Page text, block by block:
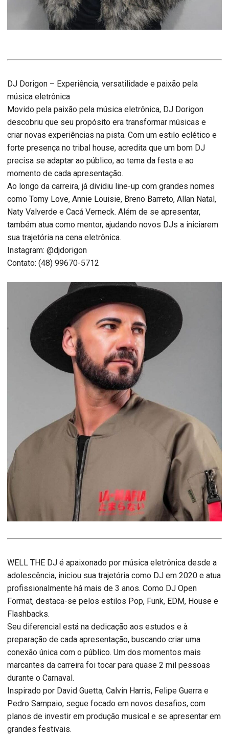
DJ Dorigon – Experiência, versatilidade e paixão pela
música eletrônica
Movido pela paixão pela música eletrônica, DJ Dorigon
descobriu que seu propósito era transformar músicas e
criar novas experiências na pista. Com um estilo eclético e
forte presença no tribal house, acredita que um bom DJ
precisa se adaptar ao público, ao tema da festa e ao
momento de cada apresentação.
Ao longo da carreira, já dividiu line-up com grandes nomes
como Tomy Love, Annie Louisie, Breno Barreto, Allan Natal,
Naty Valverde e Cacá Verneck. Além de se apresentar,
também atua como mentor, ajudando novos DJs a iniciarem
sua trajetória na cena eletrônica.
Instagram: @djdorigon
Contato: (48) 99670-5712
WELL THE DJ é apaixonado por música eletrônica desde a
adolescência, iniciou sua trajetória como DJ em 2020 e atua
profissionalmente há mais de 3 anos. Como DJ Open
Format, destaca-se pelos estilos Pop, Funk, EDM, House e
Flashbacks.
Seu diferencial está na dedicação aos estudos e à
preparação de cada apresentação, buscando criar uma
conexão única com o público. Um dos momentos mais
marcantes da carreira foi tocar para quase 2 mil pessoas
durante o Carnaval.
Inspirado por David Guetta, Calvin Harris, Felipe Guerra e
Pedro Sampaio, segue focado em novos desafios, com
planos de investir em produção musical e se apresentar em
grandes festivais.